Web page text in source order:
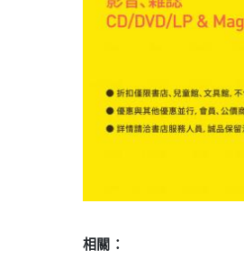
相關：